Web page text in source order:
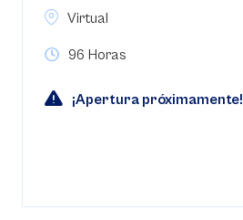
Virtual
96 Horas
¡Apertura próximamente!